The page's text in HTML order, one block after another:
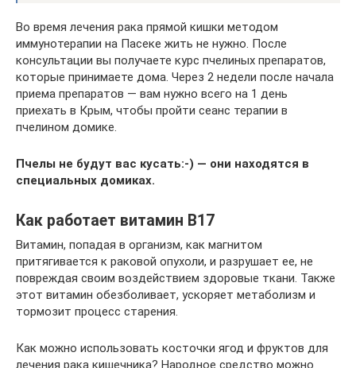
Во время лечения рака прямой кишки методом
иммунотерапии на Пасеке жить не нужно. После
консультации вы получаете курс пчелиных препаратов,
которые принимаете дома. Через 2 недели после начала
приема препаратов — вам нужно всего на 1 день
приехать в Крым, чтобы пройти сеанс терапии в
пчелином домике.
Пчелы не будут вас кусать:-) — они находятся в
специальных домиках.
Как работает витамин B17
Витамин, попадая в организм, как магнитом
притягивается к раковой опухоли, и разрушает ее, не
повреждая своим воздействием здоровые ткани. Также
этот витамин обезболивает, ускоряет метаболизм и
тормозит процесс старения.
Как можно использовать косточки ягод и фруктов для
лечения рака кишечника? Народное средство можно